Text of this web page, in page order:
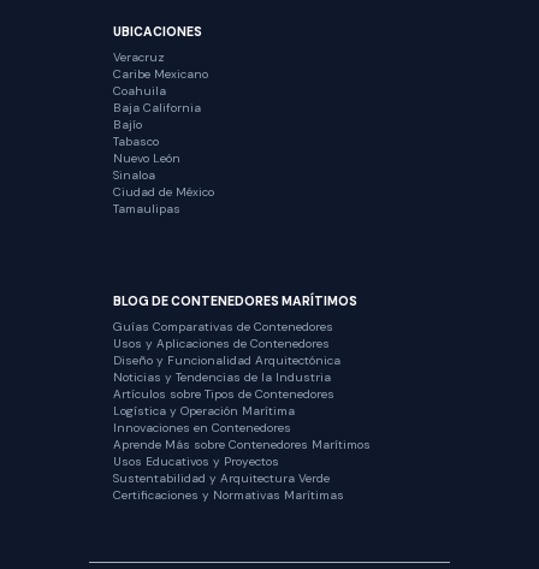
UBICACIONES
Veracruz
Caribe Mexicano
Coahuila
Baja California
Bajío
Tabasco
Nuevo León
Sinaloa
Ciudad de México
Tamaulipas
BLOG DE CONTENEDORES MARÍTIMOS
Guías Comparativas de Contenedores
Usos y Aplicaciones de Contenedores
Diseño y Funcionalidad Arquitectónica
Noticias y Tendencias de la Industria
Artículos sobre Tipos de Contenedores
Logística y Operación Marítima
Innovaciones en Contenedores
Aprende Más sobre Contenedores Marítimos
Usos Educativos y Proyectos
Sustentabilidad y Arquitectura Verde
Certificaciones y Normativas Marítimas